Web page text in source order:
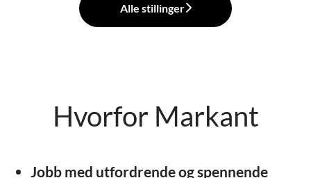
Alle stillinger
Hvorfor Markant
Jobb med utfordrende og spennende